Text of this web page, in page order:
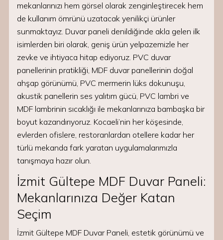
mekanlarınızı hem görsel olarak zenginleştirecek hem
de kullanım ömrünü uzatacak yenilikçi ürünler
sunmaktayız. Duvar paneli denildiğinde akla gelen ilk
isimlerden biri olarak, geniş ürün yelpazemizle her
zevke ve ihtiyaca hitap ediyoruz. PVC duvar
panellerinin pratikliği, MDF duvar panellerinin doğal
ahşap görünümü, PVC mermerin lüks dokunuşu,
akustik panellerin ses yalıtım gücü, PVC lambri ve
MDF lambrinin sıcaklığı ile mekanlarınıza bambaşka bir
boyut kazandırıyoruz. Kocaeli’nin her köşesinde,
evlerden ofislere, restoranlardan otellere kadar her
türlü mekanda fark yaratan uygulamalarımızla
tanışmaya hazır olun.
İzmit Gültepe MDF Duvar Paneli:
Mekanlarınıza Değer Katan
Seçim
İzmit Gültepe MDF Duvar Paneli, estetik görünümü ve